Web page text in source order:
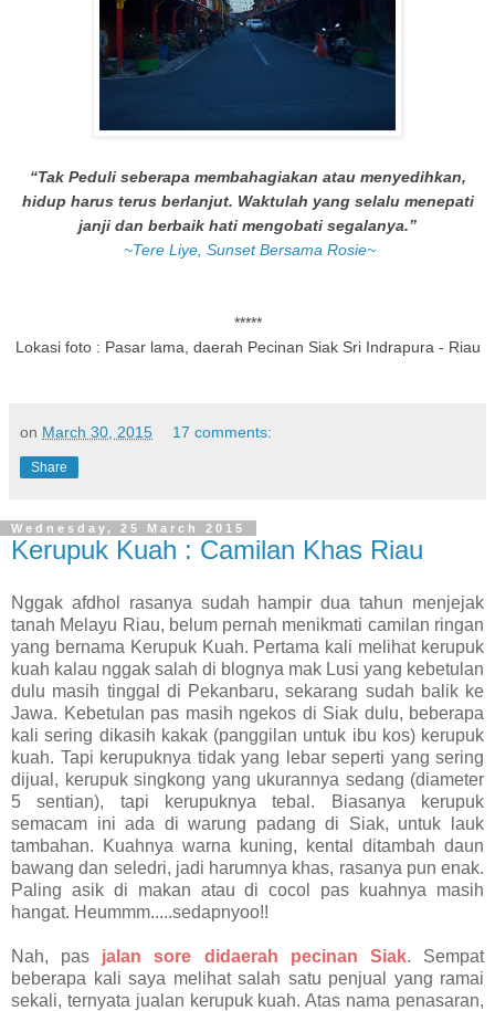
“Tak Peduli seberapa membahagiakan atau menyedihkan,
hidup harus terus berlanjut. Waktulah yang selalu menepati
janji dan berbaik hati mengobati segalanya.”
~Tere Liye, Sunset Bersama Rosie~
*****
Lokasi foto : Pasar lama, daerah Pecinan Siak Sri Indrapura - Riau
on March 30, 2015 17 comments:
Share
Wednesday, 25 March 2015
Kerupuk Kuah : Camilan Khas Riau
Nggak afdhol rasanya sudah hampir dua tahun menjejak
tanah Melayu Riau, belum pernah menikmati camilan ringan
yang bernama Kerupuk Kuah. Pertama kali melihat kerupuk
kuah kalau nggak salah di blognya mak Lusi yang kebetulan
dulu masih tinggal di Pekanbaru, sekarang sudah balik ke
Jawa. Kebetulan pas masih ngekos di Siak dulu, beberapa
kali sering dikasih kakak (panggilan untuk ibu kos) kerupuk
kuah. Tapi kerupuknya tidak yang lebar seperti yang sering
dijual, kerupuk singkong yang ukurannya sedang (diameter
5 sentian), tapi kerupuknya tebal. Biasanya kerupuk
semacam ini ada di warung padang di Siak, untuk lauk
tambahan. Kuahnya warna kuning, kental ditambah daun
bawang dan seledri, jadi harumnya khas, rasanya pun enak.
Paling asik di makan atau di cocol pas kuahnya masih
hangat. Heummm.....sedapnyoo!!
Nah, pas jalan sore didaerah pecinan Siak. Sempat
beberapa kali saya melihat salah satu penjual yang ramai
sekali, ternyata jualan kerupuk kuah. Atas nama penasaran,